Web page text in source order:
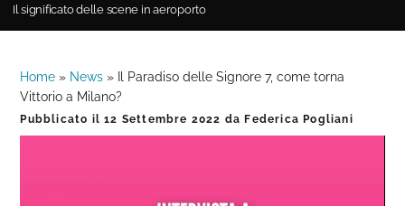
Il significato delle scene in aeroporto
Home » News »
Il Paradiso delle Signore 7, come torna
Vittorio a Milano?
Pubblicato il12 Settembre 2022 da Federica Pogliani